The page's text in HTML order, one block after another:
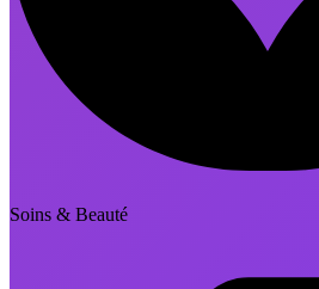
Soins & Beauté